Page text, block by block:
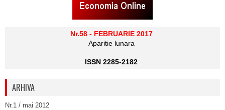
Nr.58 - FEBRUARIE 2017
Aparitie lunara
ISSN 2285-2182
ARHIVA
Nr.1 / mai 2012